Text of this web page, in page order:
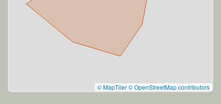
© MapTiler© OpenStreetMap contributors